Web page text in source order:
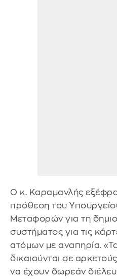
Ο κ. Καραμανλής
πρόθεση του
Μεταφορών για τη
συστήματος για τις
ατόμων με αναπηρία.
δικαιούνται σε
να έχουν δωρεάν